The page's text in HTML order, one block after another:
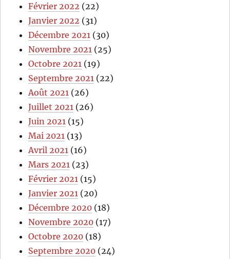
Février 2022 (22)
Janvier 2022 (31)
Décembre 2021 (30)
Novembre 2021 (25)
Octobre 2021 (19)
Septembre 2021 (22)
Août 2021 (26)
Juillet 2021 (26)
Juin 2021 (15)
Mai 2021 (13)
Avril 2021 (16)
Mars 2021 (23)
Février 2021 (15)
Janvier 2021 (20)
Décembre 2020 (18)
Novembre 2020 (17)
Octobre 2020 (18)
Septembre 2020 (24)